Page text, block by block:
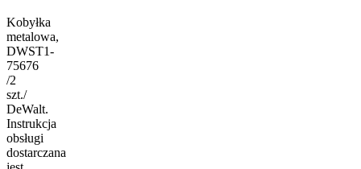
Kobyłka
metalowa,
DWST1-
75676
/2
szt./
DeWalt.
Instrukcja
obsługi
dostarczana